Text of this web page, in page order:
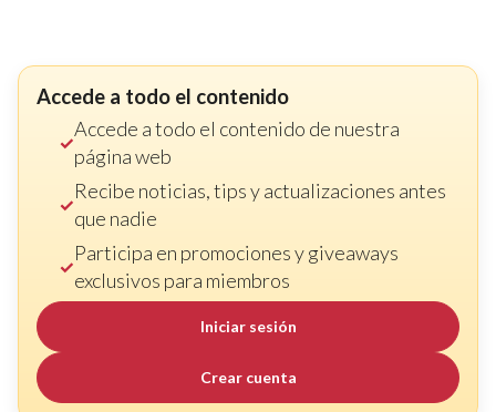
Accede a todo el contenido
Accede a todo el contenido de nuestra
página web
Recibe noticias, tips y actualizaciones antes
que nadie
Participa en promociones y giveaways
exclusivos para miembros
Iniciar sesión
Crear cuenta